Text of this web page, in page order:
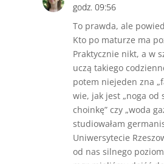
godz. 09:56
To prawda, ale
Kto po maturze ma
Praktycznie nikt, a w
uczą takiego
potem niejeden zna
wie, jak jest „noga od
choinkę” czy „woda
studiowałam
Uniwersytecie
od nas silnego